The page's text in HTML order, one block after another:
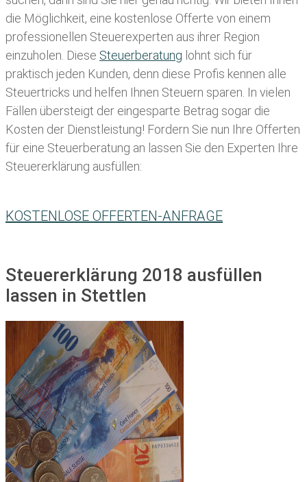
die Möglichkeit, eine kostenlose Offerte von einem
professionellen Steuerexperten aus ihrer Region
einzuholen. Diese Steuerberatung lohnt sich für
praktisch jeden Kunden, denn diese Profis kennen alle
Steuertricks und helfen Ihnen Steuern sparen. In vielen
Fällen übersteigt der eingesparte Betrag sogar die
Kosten der Dienstleistung! Fordern Sie nun Ihre Offerten
für eine Steuerberatung an lassen Sie den Experten Ihre
Steuererklärung ausfüllen:
KOSTENLOSE OFFERTEN-ANFRAGE
Steuererklärung 2018 ausfüllen
lassen in Stettlen